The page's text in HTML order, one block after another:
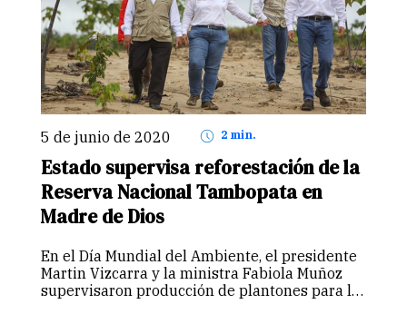
5 de junio de 2020 2 min.
Estado supervisa reforestación de la
Reserva Nacional Tambopata en
Madre de Dios
En el Día Mundial del Ambiente, el presidente
Martin Vizcarra y la ministra Fabiola Muñoz
supervisaron producción de plantones para la